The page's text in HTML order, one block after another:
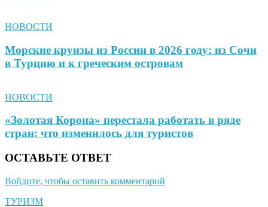
НОВОСТИ
Морские круизы из России в 2026 году: из Сочи
в Турцию и к греческим островам
НОВОСТИ
«Золотая Корона» перестала работать в ряде
стран: что изменилось для туристов
ОСТАВЬТЕ ОТВЕТ
Войдите, чтобы оставить комментарий
ТУРИЗМ